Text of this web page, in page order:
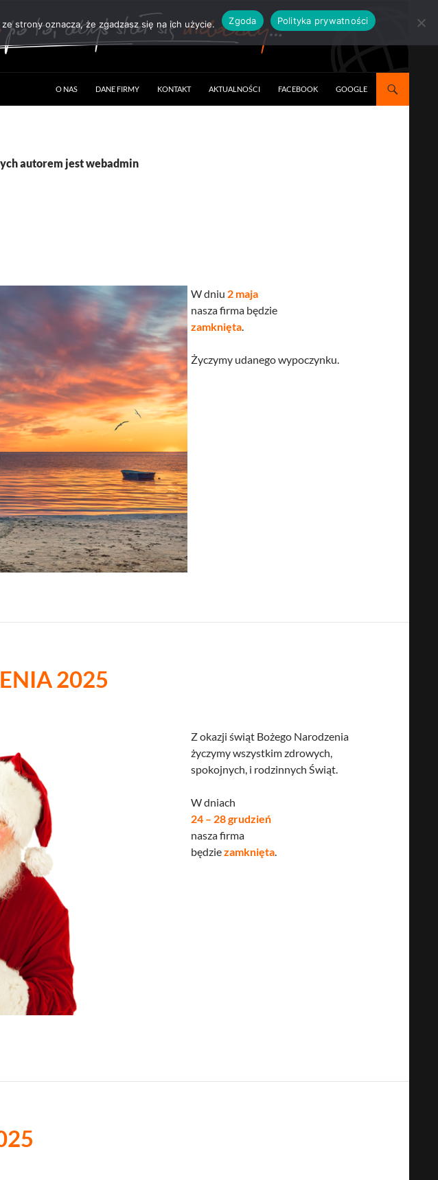
O NAS DANE FIRMY KONTAKT AKTUALNOŚCI FACEBOOK GOOGLE
autorem jest webadmin
W dniu 2 maja
nasza firma będzie
zamknięta.
Życzymy udanego wypoczynku.
2025
Z okazji świąt Bożego Narodzenia
życzymy wszystkim zdrowych,
spokojnych, i rodzinnych Świąt.
W dniach
24 – 28 grudzień
nasza firma
będziezamknięta.
strony oznacza, że zgadzasz się na ich użycie. Zgoda Polityka prywatności